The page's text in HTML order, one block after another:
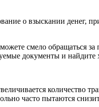
о взыскании
смело обращаться
документы и найдите
количество
часто пытаются